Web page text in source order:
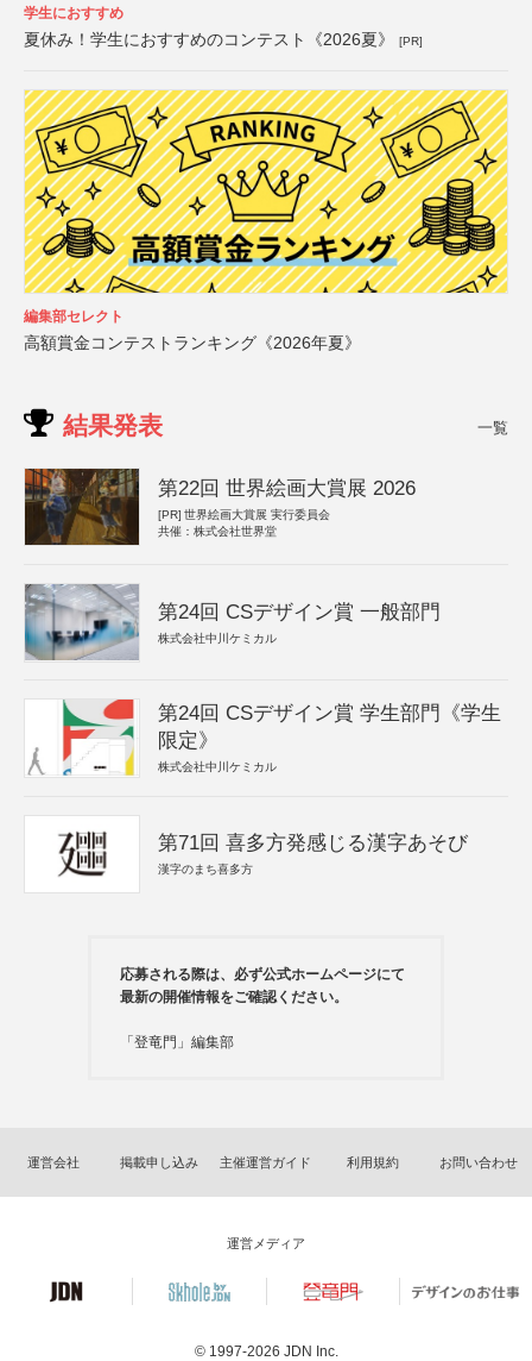
学生におすすめ
夏休み！学生におすすめのコンテスト《2026夏》 [PR]
編集部セレクト
高額賞金コンテストランキング《2026年夏》
結果発表 一覧
第22回 世界絵画大賞展 2026
[PR] 世界絵画大賞展 実行委員会
共催：株式会社世界堂
第24回 CSデザイン賞 一般部門
株式会社中川ケミカル
第24回 CSデザイン賞 学生部門《学生
限定》
株式会社中川ケミカル
第71回 喜多方発感じる漢字あそび
漢字のまち喜多方
応募される際は、必ず公式ホームページにて
最新の開催情報をご確認ください。
「登竜門」編集部
運営会社 掲載申し込み 主催運営ガイド 利用規約 お問い合わせ
運営メディア
© 1997-2026 JDN Inc.